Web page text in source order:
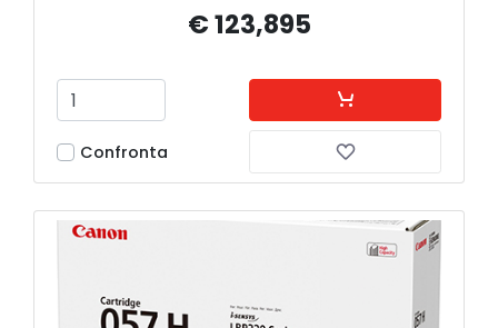
€ 123,895
Confronta